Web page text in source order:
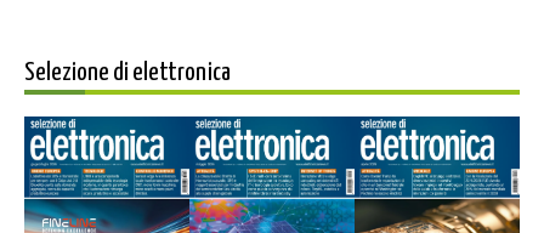
Selezione di elettronica